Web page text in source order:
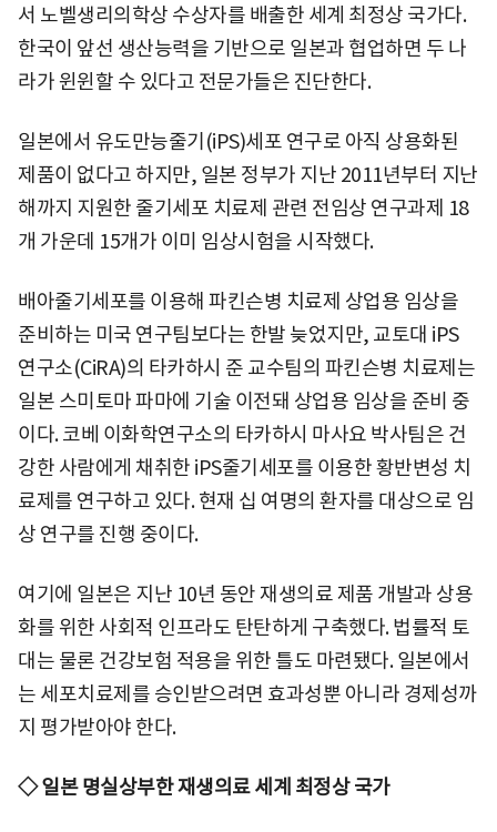
서 노벨생리의학상 수상자를 배출한 세계 최정상 국가다.
한국이 앞선 생산능력을 기반으로 일본과 협업하면 두 나
라가 윈윈할 수 있다고 전문가들은 진단한다.
일본에서 유도만능줄기(iPS)세포 연구로 아직 상용화된
제품이 없다고 하지만, 일본 정부가 지난 2011년부터 지난
해까지 지원한 줄기세포 치료제 관련 전임상 연구과제 18
개 가운데 15개가 이미 임상시험을 시작했다.
배아줄기세포를 이용해 파킨슨병 치료제 상업용 임상을
준비하는 미국 연구팀보다는 한발 늦었지만, 교토대 iPS
연구소(CiRA)의 타카하시 준 교수팀의 파킨슨병 치료제는
일본 스미토마 파마에 기술 이전돼 상업용 임상을 준비 중
이다. 코베 이화학연구소의 타카하시 마사요 박사팀은 건
강한 사람에게 채취한 iPS줄기세포를 이용한 황반변성 치
료제를 연구하고 있다. 현재 십 여명의 환자를 대상으로 임
상 연구를 진행 중이다.
여기에 일본은 지난 10년 동안 재생의료 제품 개발과 상용
화를 위한 사회적 인프라도 탄탄하게 구축했다. 법률적 토
대는 물론 건강보험 적용을 위한 틀도 마련됐다. 일본에서
는 세포치료제를 승인받으려면 효과성뿐 아니라 경제성까
지 평가받아야 한다.
◇ 일본 명실상부한 재생의료 세계 최정상 국가